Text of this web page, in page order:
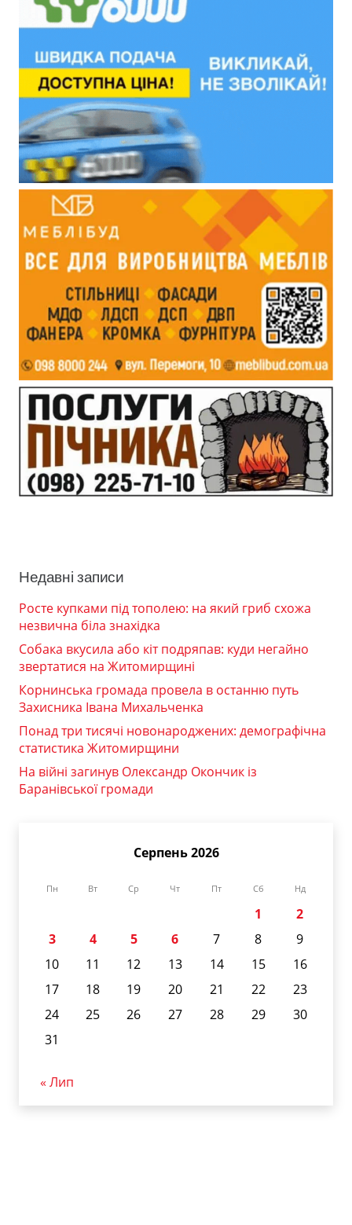
Недавні записи
Росте купками під тополею: на який гриб схожа
незвична біла знахідка
Собака вкусила або кіт подряпав: куди негайно
звертатися на Житомирщині
Корнинська громада провела в останню путь
Захисника Івана Михальченка
Понад три тисячі новонароджених: демографічна
статистика Житомирщини
На війні загинув Олександр Окончик із
Баранівської громади
Серпень 2026
Пн Вт Ср Чт Пт Сб Нд
1
2
3
4 5 6 7 8
9
10
11 12 13 14 15
16
17
18 19 20 21 22
23
24
25 26 27 28 29
30
31
« Лип